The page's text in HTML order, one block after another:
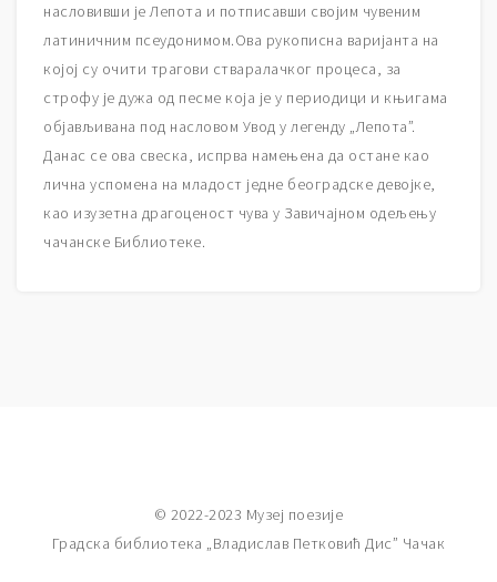
насловивши је Лепота и потписавши својим чувеним
латиничним псеудонимом.Ова рукописна варијанта на
којој су очити трагови стваралачког процеса, за
строфу је дужа од песме која је у периодици и књигама
објављивана под насловом Увод у легенду „Лепота”.
Данас се ова свеска, испрва намењена да остане као
лична успомена на младост једне београдске девојке,
као изузетна драгоценост чува у Завичајном одељењу
чачанске Библиотеке.
© 2022-2023 Музеј поезије
Градска библиотека „Владислав Петковић Дис” Чачак